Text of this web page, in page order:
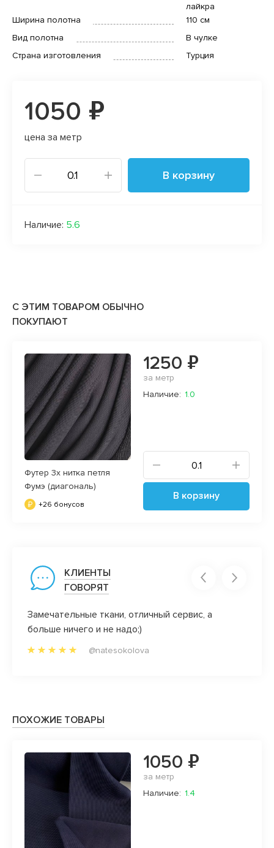
лайкра
Ширина полотна
110 см
Вид полотна
В чулке
Страна изготовления
Турция
1050 ₽
цена за метр
В корзину
Наличие: 5.6
С ЭТИМ ТОВАРОМ ОБЫЧНО
ПОКУПАЮТ
Футер 3х нитка петля
Фумэ (диагональ)
+26 бонусов
1250 ₽
за метр
Наличие: 1.0
В корзину
КЛИЕНТЫ
ГОВОРЯТ
Замечательные ткани, отличный сервис, а
больше ничего и не надо;)
@natesokolova
ПОХОЖИЕ ТОВАРЫ
1050 ₽
за метр
Наличие: 1.4